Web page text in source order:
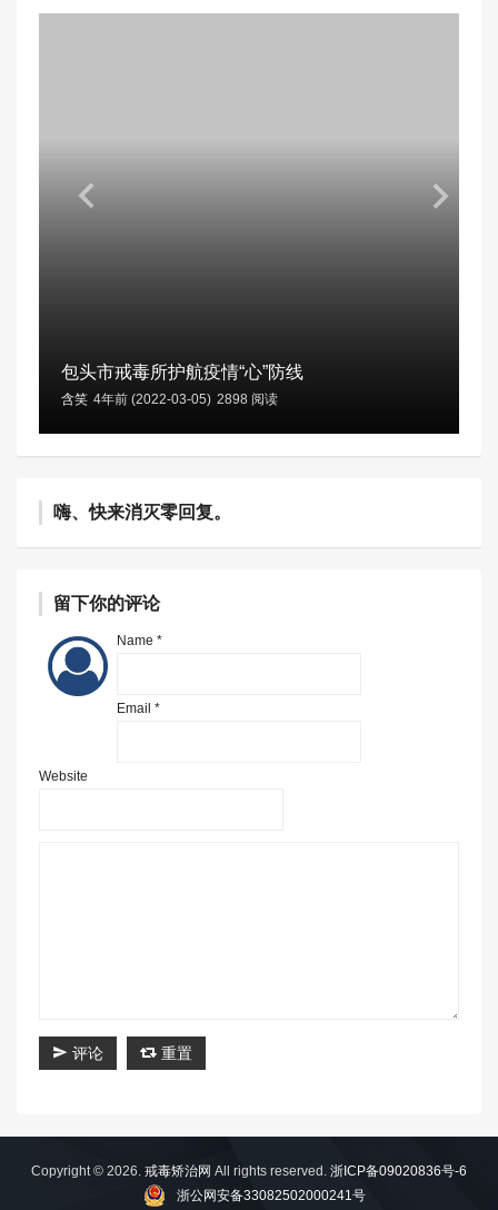
包头市戒毒所护航疫情“心”防线
含笑 4年前 (2022-03-05) 2898 阅读
嗨、快来消灭零回复。
留下你的评论
Name *
Email *
Website
评论 重置
Copyright © 2026. 戒毒矫治网 All rights reserved. 浙ICP备09020836号-6
浙公网安备33082502000241号